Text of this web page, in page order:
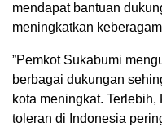
mendapat bantuan
meningkatkan
”Pemkot Sukabumi
berbagai dukungan
kota meningkat.
toleran di Indonesia